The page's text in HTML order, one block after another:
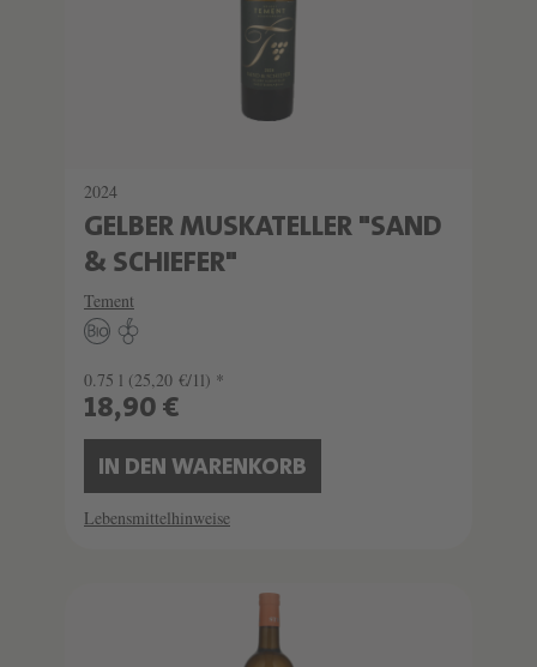
2024
GELBER MUSKATELLER "SAND
& SCHIEFER"
Tement
0.75 l (25,20 €/1l) *
18,90 €
IN DEN WARENKORB
Lebensmittelhinweise